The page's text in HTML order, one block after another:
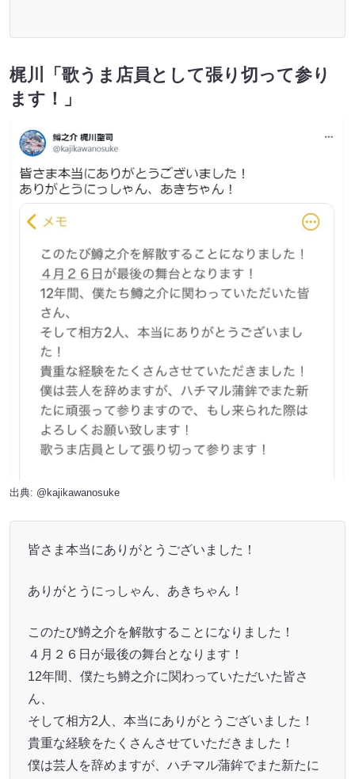
梶川「歌うま店員として張り切って参り
ます！」
出典: @kajikawanosuke
皆さま本当にありがとうございました！
ありがとうにっしゃん、あきちゃん！
このたび鱒之介を解散することになりました！
４月２６日が最後の舞台となります！
12年間、僕たち鱒之介に関わっていただいた皆さ
ん、
そして相方2人、本当にありがとうございました！
貴重な経験をたくさんさせていただきました！
僕は芸人を辞めますが、ハチマル蒲鉾でまた新たに